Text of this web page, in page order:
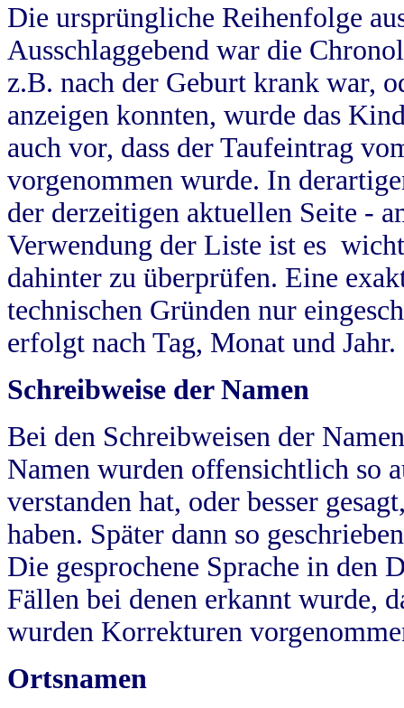
Die ursprüngliche Reihenfolge
Ausschlaggebend war die
z.B. nach der Geburt krank war,
anzeigen konnten, wurde das
auch vor, dass der Taufeintrag
vorgenommen wurde. In
der derzeitigen aktuellen Seite -
Verwendung der Liste ist es
dahinter zu überprüfen. Eine
technischen Gründen nur
erfolgt nach Tag, Monat und Jahr.
Schreibweise der Namen
Bei den Schreibweisen der
Namen wurden offensichtlich so
verstanden hat, oder besser
haben. Später dann so
Die gesprochene Sprache in
Fällen bei denen erkannt wurde,
wurden Korrekturen
Ortsnamen